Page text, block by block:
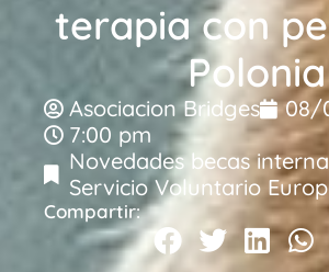
terapia con
Polonia
Asociacion Bridges
08/
7:00 pm
Novedades becas
Servicio Voluntario
Compartir: